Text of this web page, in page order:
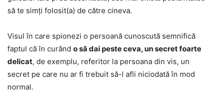
să te simți folosit(a) de către cineva.
Visul în care spionezi o persoană cunoscută semnifică
faptul că în curând o să dai peste ceva, un secret foarte
delicat, de exemplu, referitor la persoana din vis, un
secret pe care nu ar fi trebuit să-l afli niciodată în mod
normal.